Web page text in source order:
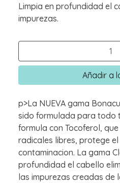
Limpia en profundidad el
impurezas.
Añadir a
p>La NUEVA gama
sido formulada para todo
formula con Tocoferol,
radicales libres, protege
contaminacion. La gama
profundidad el cabello
las impurezas creadas de